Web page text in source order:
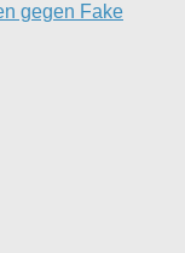
gegen Fake